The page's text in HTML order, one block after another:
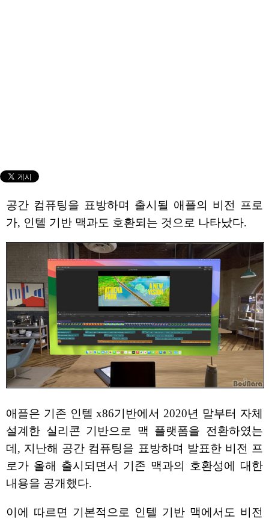
공간 컴퓨팅을 표방하며 출시될 애플의 비전 프로
가, 인텔 기반 맥과도 호환되는 것으로 나타났다.
애플은 기존 인텔 x86기반에서 2020년 말부터 자체
설계한 실리콘 기반으로 맥 플랫폼을 전환하였는
데, 지난해 공간 컴퓨팅을 표방하며 발표한 비전 프
로가 올해 출시되면서 기존 맥과의 호환성에 대한
내용을 공개했다.
이에 따르면 기본적으로 인텔 기반 맥에서도 비전